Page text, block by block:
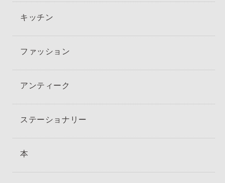
キッチン
ファッション
アンティーク
ステーショナリー
本